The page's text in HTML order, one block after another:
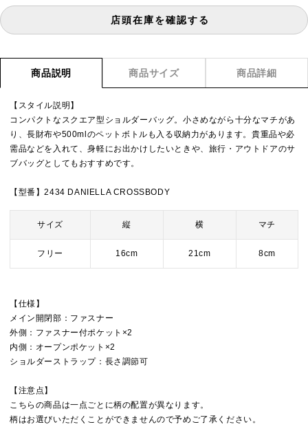
店頭在庫を確認する
商品説明 商品サイズ 商品詳細
【スタイル説明】
コンパクトなスクエア型ショルダーバッグ。小さめながら十分なマチがあ
り、長財布や500mlのペットボトルも入る収納力があります。貴重品や必
需品などを入れて、身軽にお出かけしたいときや、旅行・アウトドアのサ
ブバッグとしてもおすすめです。
【型番】2434 DANIELLA CROSSBODY
サイズ 縦 横 マチ
フリー 16cm 21cm 8cm
【仕様】
メイン開閉部：ファスナー
外側：ファスナー付ポケット×2
内側：オープンポケット×2
ショルダーストラップ：長さ調節可
【注意点】
こちらの商品は一点ごとに柄の配置が異なります。
柄はお選びいただくことができませんので予めご了承ください。